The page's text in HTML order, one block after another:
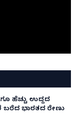
ಹೆಚ್ಚು ಉದ್ದದ
ಬರೆದ ಭಾರತದ ರೇಣು